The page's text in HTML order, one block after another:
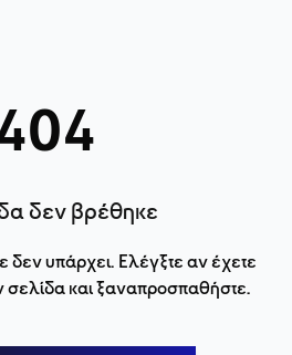
δεν βρέθηκε
δεν υπάρχει. Ελέγξτε αν έχετε
σελίδα και ξαναπροσπαθήστε.